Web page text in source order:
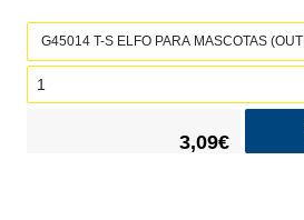
3,09€